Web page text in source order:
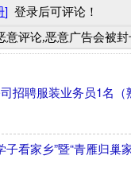
] 登录后可评论！
评论,恶意广告会被封
招聘服装业务员1名（
子看家乡”暨“青雁归巢